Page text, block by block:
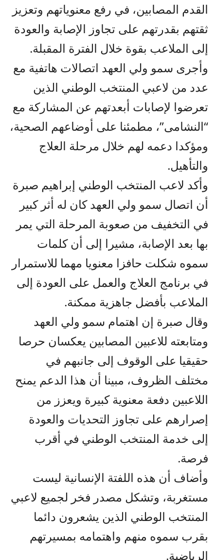
القدم المصابين، في رفع معنوياتهم وتعزيز
ثقتهم بقدرتهم على تجاوز الإصابة والعودة
إلى الملاعب بقوة خلال الفترة المقبلة.
وأجرى سمو ولي العهد اتصالات هاتفية مع
عدد من لاعبي المنتخب الوطني الذين
تعرضوا لإصابات أبعدتهم عن المشاركة مع
“النشامى”، مطمئنا على أوضاعهم الصحية،
ومؤكدا دعمه لهم خلال مرحلة العلاج
والتأهيل.
وأكد لاعب المنتخب الوطني إبراهيم صبرة
أن اتصال سمو ولي العهد كان له أثر كبير
في التخفيف من صعوبة المرحلة التي يمر
بها بعد الإصابة، مشيرا إلى أن كلمات
سموه شكلت حافزا معنويا مهما للاستمرار
في برنامج العلاج والعمل على العودة إلى
الملاعب بأفضل جاهزية ممكنة.
وقال صبرة إن اهتمام سمو ولي العهد
ومتابعته للاعبين المصابين يعكسان حرصا
حقيقيا على الوقوف إلى جانبهم في
مختلف الظروف، مبينا أن هذا الدعم يمنح
اللاعبين دفعة معنوية كبيرة ويعزز من
إصرارهم على تجاوز التحديات والعودة
إلى خدمة المنتخب الوطني في أقرب
فرصة.
وأضاف أن هذه اللفتة الإنسانية ليست
مستغربة، وتشكل مصدر فخر لجميع لاعبي
المنتخب الوطني الذين يشعرون دائما
بقرب سموه منهم واهتمامه بمسيرتهم
الرياضية.